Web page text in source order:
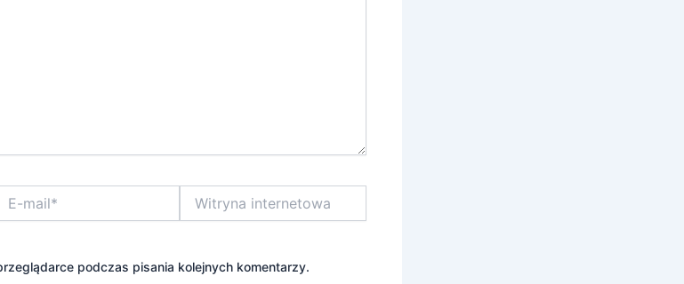
mail*
internetowa
podczas pisania kolejnych komentarzy.